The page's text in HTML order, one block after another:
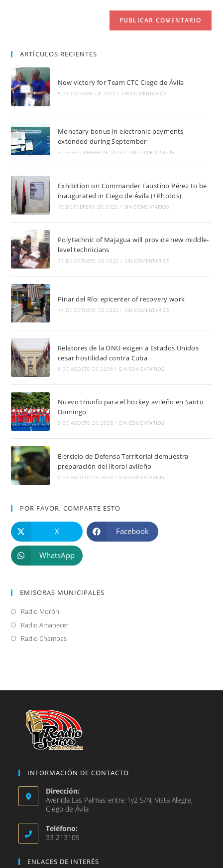
ARTÍCULOS RECIENTES
New victory for Team CTC Ciego de Ávila
5 DE OCTUBRE DE 2023 / SIN COMENTARIOS
Monetary bonus in electronic payments
extended during September
3 DE SEPTIEMBRE DE 2023 / SIN COMENTARIOS
Exhibition on Commander Faustino Pérez to be
inaugurated in Ciego de Ávila (+Photos)
15 DE FEBRERO DE 2023 / SIN COMENTARIOS
Polytechnic of Majagua will provide new middle-
level technicians
31 DE OCTUBRE DE 2022 / SIN COMENTARIOS
Pinar del Río: epicenter of recovery work
14 DE OCTUBRE DE 2022 / SIN COMENTARIOS
Relatores de la ONU exigen a Estados Unidos
cesar hostilidad contra Cuba
6 DE AGOSTO DE 2026 / SIN COMENTARIOS
Nuevo triunfo para el hockey avileño en Santo
Domingo
6 DE AGOSTO DE 2026 / SIN COMENTARIOS
Ejercicio de Defensa Territorial demuestra
preparación del litoral avileño
6 DE AGOSTO DE 2026 / SIN COMENTARIOS
POR FAVOR, COMPARTE ESTO
X Facebook
WhatsApp
EMISORAS MUNICIPALES
Radio Morón
abre
en
Radio AmanecerSe
Radio ChambasSe
nueva
INFORMACIÓN DE CONTACTO
Dirección:
Avenida Las Palmas entre 1y2 S/N, Vista Alegre,
Ciego de Ávila
Teléfono:
33 213105
ENLACES DE INTERÉS